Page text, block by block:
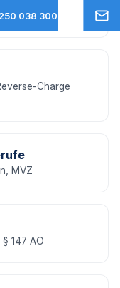
DAC7
Charge
MVZ
147 AO
038 300